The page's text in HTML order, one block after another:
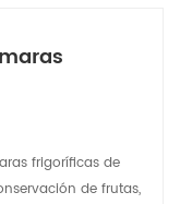
frigoríficas de
de frutas,